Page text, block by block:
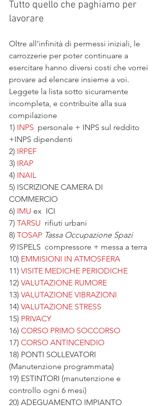
Tutto quello che paghiamo per
lavorare
Oltre all’infinità di permessi iniziali, le
carrozzerie per poter continuare a
esercitare hanno diversi costi che vorrei
provare ad elencare insieme a voi.
Leggete la lista sotto sicuramente
incompleta, e contribuite alla sua
compilazione
1) INPS personale + INPS sul reddito
+INPS dipendenti
2) IRPEF
3) IRAP
4) INAIL
5) ISCRIZIONE CAMERA DI
COMMERCIO
6) IMU ex  ICI
7) TARSU rifiuti urbani
8) TOSAP Tassa Occupazione Spazi
9) ISPELS  compressore + messa a terra
10) EMMISIONI IN ATMOSFERA
11) VISITE MEDICHE PERIODICHE
12) VALUTAZIONE RUMORE
13) VALUTAZIONE VIBRAZIONI
14) VALUTAZIONE STRESS
15) PRIVACY
16) CORSO PRIMO SOCCORSO
17) CORSO ANTINCENDIO
18) PONTI SOLLEVATORI
(Manutenzione programmata)
19) ESTINTORI (manutenzione e
controllo ogni 6 mesi)
20) ADEGUAMENTO IMPIANTO